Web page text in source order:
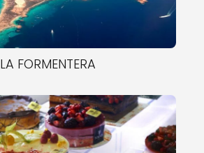
LA FORMENTERA